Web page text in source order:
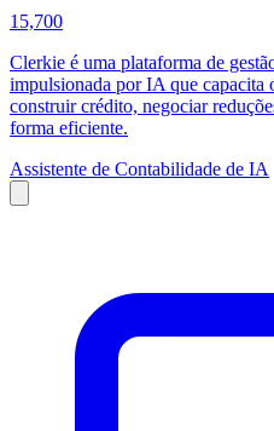
15,700
Clerkie é uma plataforma de
impulsionada por IA que capacita
construir crédito, negociar
forma eficiente.
Assistente de Contabilidade de IA